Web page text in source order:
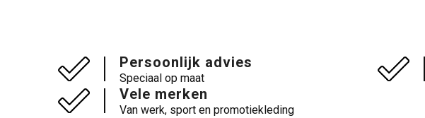
Persoonlijk advies
Speciaal op maat
Vele merken
Van werk, sport en promotiekleding